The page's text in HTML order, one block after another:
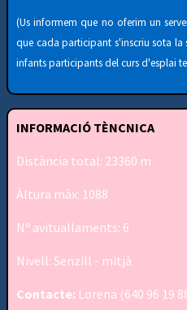
(Us informem que no oferim un
que cada participant s'inscriu sota la
infants participants del curs d'esplai
INFORMACIÓ TÈNCNICA
Distància total: 23360 m
Àltura màx: 1088
Nº avituallaments: 6
Nivell: Senzill - mitjà
Contacte: Lorena (640 96 19